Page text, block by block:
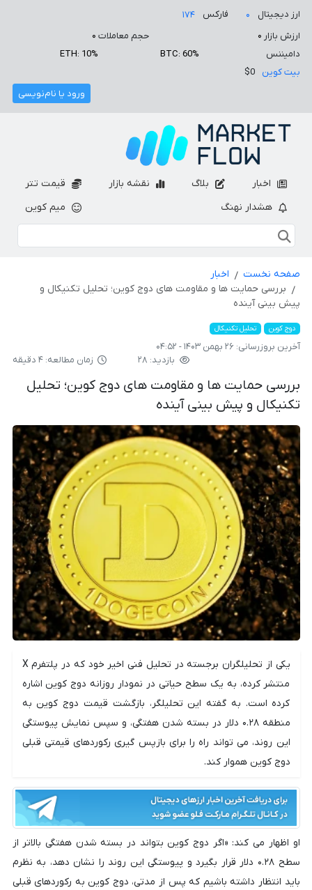
ارز دیجیتال ۰ فارکس
۱۷۴
ارزش بازار ۰ حجم معاملات ۰
دامیننس
BTC: 60%
ETH: 10%
بیت کوین
$0
ورود یا نام‌نویسی
اخبار بلاگ نقشه بازار
قیمت تتر
هشدار نهنگ
میم کوین
صفحه نخست
اخبار
بررسی حمایت ها و مقاومت های دوج کوین؛ تحلیل تکنیکال و
پیش بینی آینده
دوج کوین تحلیل تکنیکال
آخرین بروزرسانی: ۲۶ بهمن ۱۴۰۳ - ۰۴:۵۲
بازدید: ۲۸
زمان مطالعه: ۴ دقیقه
بررسی حمایت ها و مقاومت های دوج کوین؛ تحلیل
تکنیکال و پیش بینی آینده
یکی از تحلیلگران برجسته در تحلیل فنی اخیر خود که در پلتفرم X
منتشر کرده، به یک سطح حیاتی در نمودار روزانه دوج کوین اشاره
کرده است. به گفته این تحلیلگر، بازگشت قیمت دوج کوین به
منطقه ۰.۲۸ دلار در بسته شدن هفتگی، و سپس نمایش پیوستگی
این روند، می تواند راه را برای بازپس گیری رکوردهای قیمتی قبلی
دوج کوین هموار کند.
او اظهار می کند: «اگر دوج کوین بتواند در بسته شدن هفتگی بالاتر از
سطح ۰.۲۸ دلار قرار بگیرد و پیوستگی این روند را نشان دهد، به نظرم
باید انتظار داشته باشیم که پس از مدتی، دوج کوین به رکوردهای قبلی